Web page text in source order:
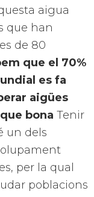
aigua
que han
de 80
que el 70%
es fa
aigües
bona Tenir
un dels
per la qual
poblacions